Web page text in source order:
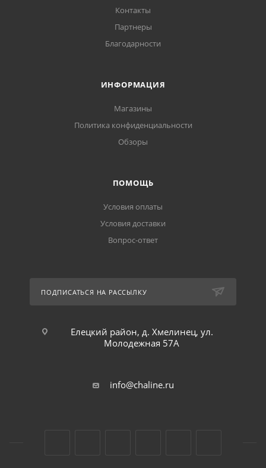
Контакты
Партнеры
Благодарности
ИНФОРМАЦИЯ
Магазины
Политика конфиденциальности
Обзоры
ПОМОЩЬ
Условия оплаты
Условия доставки
Вопрос-ответ
ПОДПИСАТЬСЯ НА РАССЫЛКУ
Елецкий район, д. Хмелинец, ул.
Молодежная 57А
info@chaline.ru